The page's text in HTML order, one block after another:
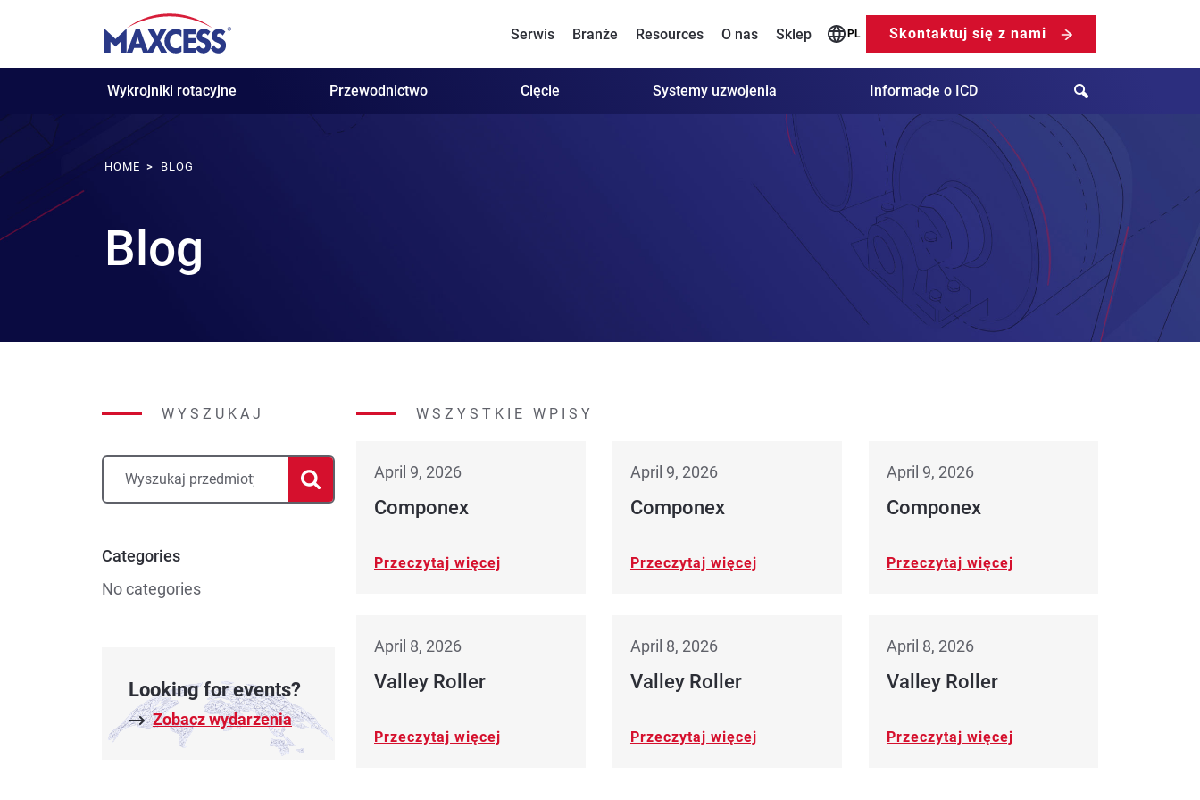
Serwis Branże Resources O nas Sklep PL Skontaktuj się z nami
Wykrojniki rotacyjne Przewodnictwo Cięcie Systemy uzwojenia Informacje o ICD Search
HOME BLOG
Blog
WYSZUKAJ
Categories
No categories
Looking for events?
Zobacz wydarzenia
WSZYSTKIE WPISY
April 9, 2026
Componex
Przeczytaj więcej
April 9, 2026
Componex
Przeczytaj więcej
April 9, 2026
Componex
Przeczytaj więcej
April 8, 2026
Valley Roller
Przeczytaj więcej
April 8, 2026
Valley Roller
Przeczytaj więcej
April 8, 2026
Valley Roller
Przeczytaj więcej